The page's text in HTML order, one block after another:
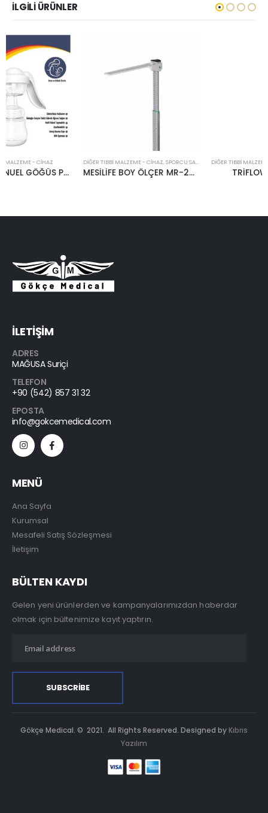
İLGILI ÜRÜNLER
DIĞER TIBBI MALZEME - CIHAZ,SPORCU SAĞLIĞI ÜRÜNLERI
MESİLİFE BOY ÖLÇER MR-200M/ PT-810A DUVARA MONTE
DIĞER TIBBI MALZEME - CIHAZ,SOLUNUM TEDAVI CIHAZLARI
TRİFLOW PLASMED
İLETİŞİM
ADRES
MAĞUSA Suriçi
TELEFON
+90 (542) 857 31 32
EPOSTA
info@gokcemedical.com
MENÜ
Ana Sayfa
Kurumsal
Mesafeli Satış Sözleşmesi
İletişim
BÜLTEN KAYDI
Gelen yeni ürünlerden ve kampanyalarımızdan haberdar
olmak için bültenimize kayıt yaptırın.
Gökçe Medical. © 2021. All Rights Reserved. Designed by Kıbrıs
Yazılım